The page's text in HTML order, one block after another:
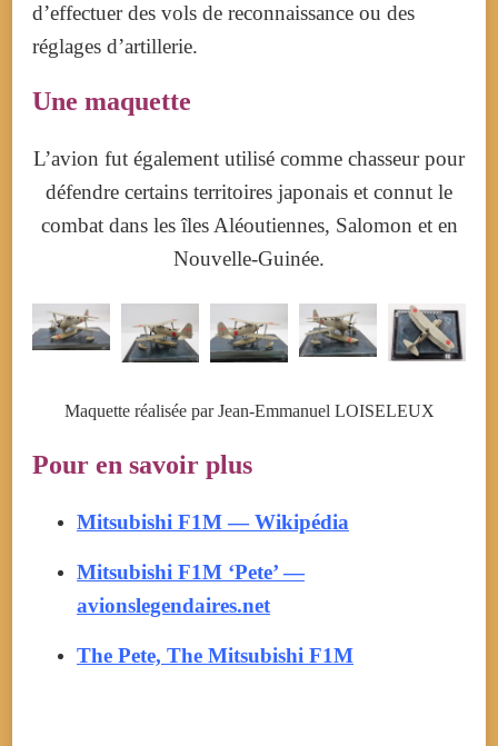
d’effectuer des vols de reconnaissance ou des
réglages d’artillerie.
Une maquette
L’avion fut également utilisé comme chasseur pour
défendre certains territoires japonais et connut le
combat dans les îles Aléoutiennes, Salomon et en
Nouvelle-Guinée.
Maquette réalisée par Jean-Emmanuel LOISELEUX
Pour en savoir plus
Mitsubishi F1M — Wikipédia
Mitsubishi F1M ‘Pete’ —
avionslegendaires.net
The Pete, The Mitsubishi F1M